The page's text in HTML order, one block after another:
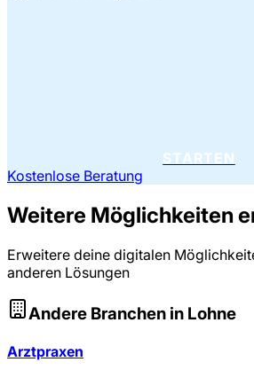
STARTEN
Kostenlose Beratung
Weitere Möglichkeiten
Erweitere deine digitalen
anderen Lösungen
Andere Branchen in Lohne
Arztpraxen